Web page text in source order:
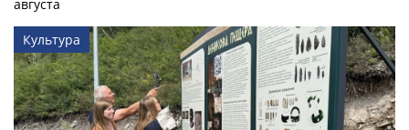
августа
Культура